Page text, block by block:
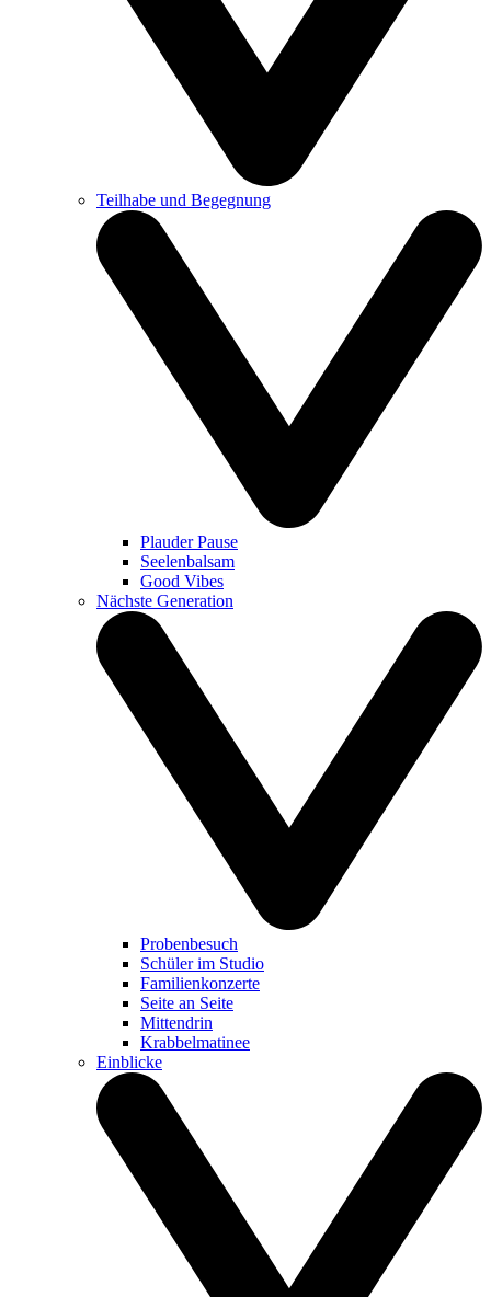
Teilhabe und Begegnung
Plauder Pause
Seelenbalsam
Good Vibes
Nächste Generation
Probenbesuch
Schüler im Studio
Familienkonzerte
Seite an Seite
Mittendrin
Krabbelmatinee
Einblicke